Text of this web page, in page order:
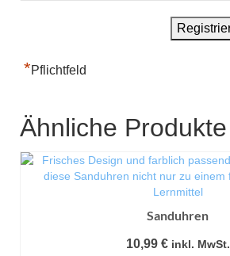
*Pflichtfeld
Ähnliche Produkte
Sanduhren
10,99 € inkl. MwSt.